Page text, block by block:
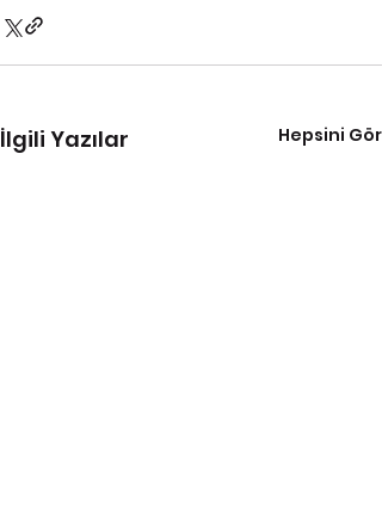
İlgili Yazılar Hepsini Gör